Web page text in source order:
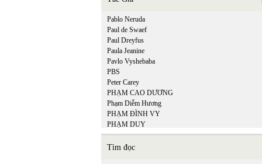
Pablo Neruda
Paul de Swaef
Paul Dreyfus
Paula Jeanine
Pavlo Vyshebaba
PBS
Peter Carey
PHẠM CAO DƯƠNG
Phạm Diễm Hương
PHẠM ĐÌNH VY
PHẠM DUY
Phạm Hiền Mây
Phạm Hoàng Quân
Tìm đọc